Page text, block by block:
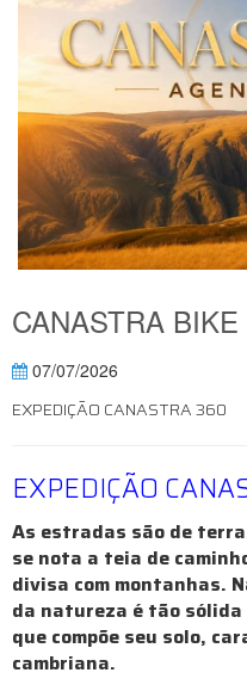
CANASTRA
07/07/2026
EXPEDIÇÃO CANASTRA 360
EXPEDIÇÃO
As estradas são de
se nota a teia de
divisa com montanhas.
da natureza é tão
que compõe seu solo,
cambriana.